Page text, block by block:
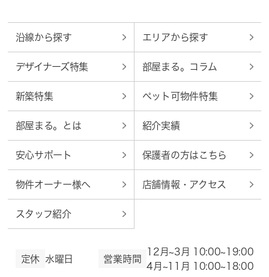
沿線から探す エリアから探す
デザイナーズ特集 部屋まる。コラム
新築特集 ペット可物件特集
部屋まる。とは 紹介実績
安心サポート 保護者の方はこちら
物件オーナー様へ 店舗情報・アクセス
スタッフ紹介
定休 水曜日 営業時間
12月~3月 10:00~19:00
4月~11月 10:00~18:00